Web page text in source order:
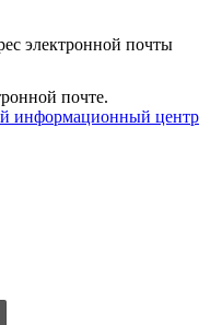
электронной почты
почте.
информационный центр